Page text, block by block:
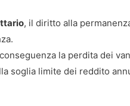
, il diritto alla
la perdita dei
soglia limite dei reddito